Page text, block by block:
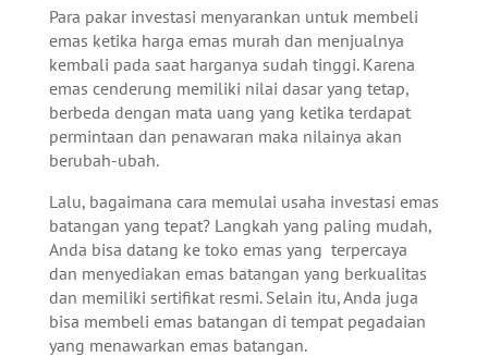
Para pakar investasi menyarankan untuk membeli
emas ketika harga emas murah dan menjualnya
kembali pada saat harganya sudah tinggi. Karena
emas cenderung memiliki nilai dasar yang tetap,
berbeda dengan mata uang yang ketika terdapat
permintaan dan penawaran maka nilainya akan
berubah-ubah.
Lalu, bagaimana cara memulai usaha investasi emas
batangan yang tepat? Langkah yang paling mudah,
Anda bisa datang ke toko emas yang terpercaya
dan menyediakan emas batangan yang berkualitas
dan memiliki sertifikat resmi. Selain itu, Anda juga
bisa membeli emas batangan di tempat pegadaian
yang menawarkan emas batangan.